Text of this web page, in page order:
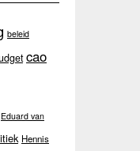
beleid
cao
Eduard van
Hennis